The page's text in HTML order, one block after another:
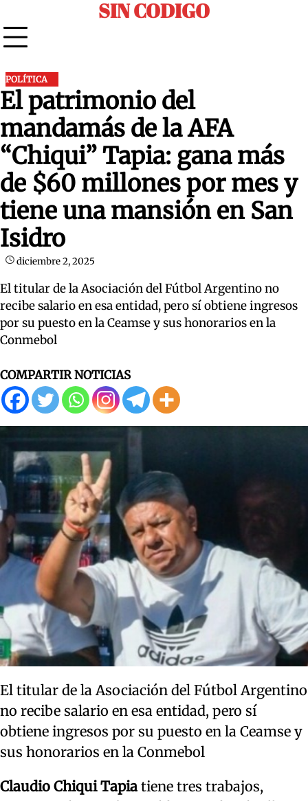
to
content
SIN CODIGO
POLÍTICA
El patrimonio del
mandamás de la AFA
“Chiqui” Tapia: gana más
de $60 millones por mes y
tiene una mansión en San
Isidro
diciembre 2, 2025
El titular de la Asociación del Fútbol Argentino no
recibe salario en esa entidad, pero sí obtiene ingresos
por su puesto en la Ceamse y sus honorarios en la
Conmebol
COMPARTIR NOTICIAS
El titular de la Asociación del Fútbol Argentino
no recibe salario en esa entidad, pero sí
obtiene ingresos por su puesto en la Ceamse y
sus honorarios en la Conmebol
Claudio Chiqui Tapia tiene tres trabajos,